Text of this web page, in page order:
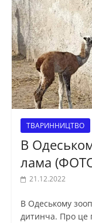
ТВАРИННИЦТВО
В
лама
21.12.2022
В Одеському
дитинча. Про це